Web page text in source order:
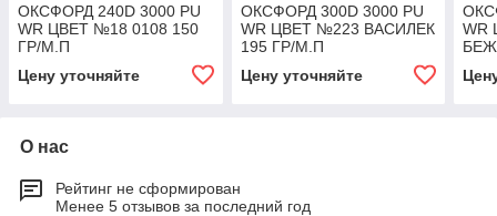
ОКСФОРД 240D 3000 PU
WR ЦВЕТ №18 0108 150
ГР/М.П
Цену уточняйте
ОКСФОРД 300D 3000 PU
WR ЦВЕТ №223 ВАСИЛЕК
195 ГР/М.П
Цену уточняйте
WR
О нас
Рейтинг не сформирован
Менее 5 отзывов за последний год